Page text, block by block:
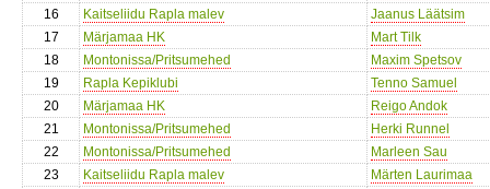
16
Kaitseliidu Rapla malev
Jaanus Läätsim
17
Märjamaa HK
Mart Tilk
18
Montonissa/Pritsumehed
Maxim Spetsov
19
Rapla Kepiklubi
Tenno Samuel
20
Märjamaa HK
Reigo Andok
21
Montonissa/Pritsumehed
Herki Runnel
22
Montonissa/Pritsumehed
Marleen Sau
23
Kaitseliidu Rapla malev
Märten Laurimaa